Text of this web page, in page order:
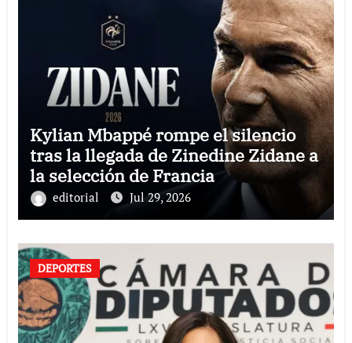
Kylian Mbappé rompe el silencio
tras la llegada de Zinedine Zidane a
la selección de Francia
editorial Jul 29, 2026
DEPORTES